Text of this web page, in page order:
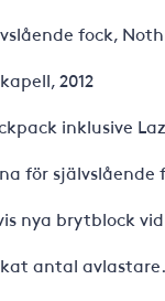
fock,
2012
inklusive
för självslående
nya brytblock
antal avlastare.